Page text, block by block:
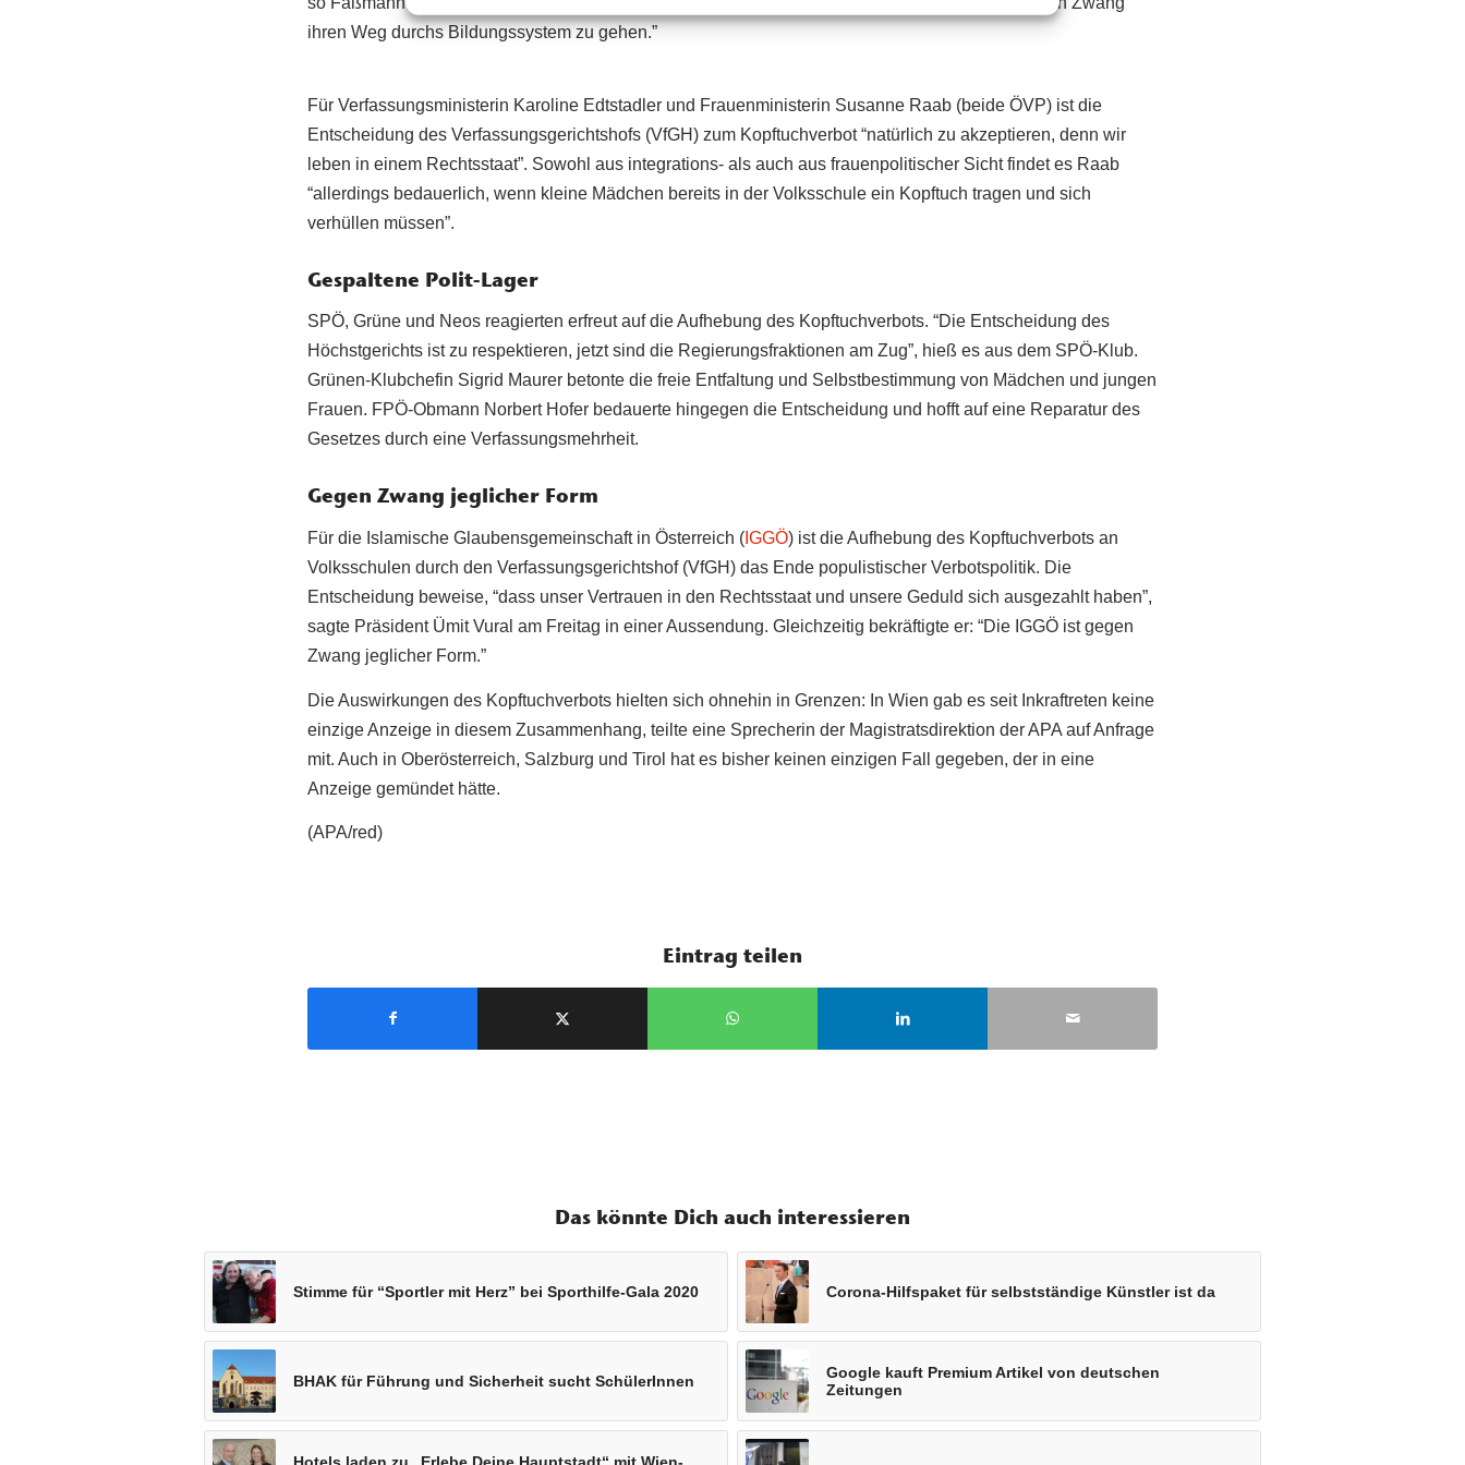
ihren Weg durchs Bildungssystem zu gehen.”
Für Verfassungsministerin Karoline Edtstadler und Frauenministerin Susanne Raab (beide ÖVP) ist die
Entscheidung des Verfassungsgerichtshofs (VfGH) zum Kopftuchverbot “natürlich zu akzeptieren, denn wir
leben in einem Rechtsstaat”. Sowohl aus integrations- als auch aus frauenpolitischer Sicht findet es Raab
“allerdings bedauerlich, wenn kleine Mädchen bereits in der Volksschule ein Kopftuch tragen und sich
verhüllen müssen”.
Gespaltene Polit-Lager
SPÖ, Grüne und Neos reagierten erfreut auf die Aufhebung des Kopftuchverbots. “Die Entscheidung des
Höchstgerichts ist zu respektieren, jetzt sind die Regierungsfraktionen am Zug”, hieß es aus dem SPÖ-Klub.
Grünen-Klubchefin Sigrid Maurer betonte die freie Entfaltung und Selbstbestimmung von Mädchen und jungen
Frauen. FPÖ-Obmann Norbert Hofer bedauerte hingegen die Entscheidung und hofft auf eine Reparatur des
Gesetzes durch eine Verfassungsmehrheit.
Gegen Zwang jeglicher Form
Für die Islamische Glaubensgemeinschaft in Österreich ( IGGÖ) ist die Aufhebung des Kopftuchverbots an
Volksschulen durch den Verfassungsgerichtshof (VfGH) das Ende populistischer Verbotspolitik. Die
Entscheidung beweise, “dass unser Vertrauen in den Rechtsstaat und unsere Geduld sich ausgezahlt haben”,
sagte Präsident Ümit Vural am Freitag in einer Aussendung. Gleichzeitig bekräftigte er: “Die IGGÖ ist gegen
Zwang jeglicher Form.”
Die Auswirkungen des Kopftuchverbots hielten sich ohnehin in Grenzen: In Wien gab es seit Inkraftreten keine
einzige Anzeige in diesem Zusammenhang, teilte eine Sprecherin der Magistratsdirektion der APA auf Anfrage
mit. Auch in Oberösterreich, Salzburg und Tirol hat es bisher keinen einzigen Fall gegeben, der in eine
Anzeige gemündet hätte.
(APA/red)
Eintrag teilen
Das könnte Dich auch interessieren
Stimme für “Sportler mit Herz” bei Sporthilfe-Gala 2020 Corona-Hilfspaket für selbstständige Künstler ist da
BHAK für Führung und Sicherheit sucht SchülerInnen
Google kauft Premium Artikel von deutschen
Zeitungen